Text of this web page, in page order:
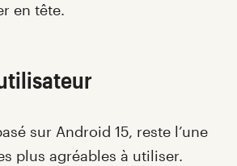
en tête.
sur Android 15, reste l’une
plus agréables à utiliser.